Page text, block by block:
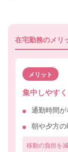
在宅勤務のメリ
メリット
集中しやす
通勤時間
朝や夕方
移動の負担を